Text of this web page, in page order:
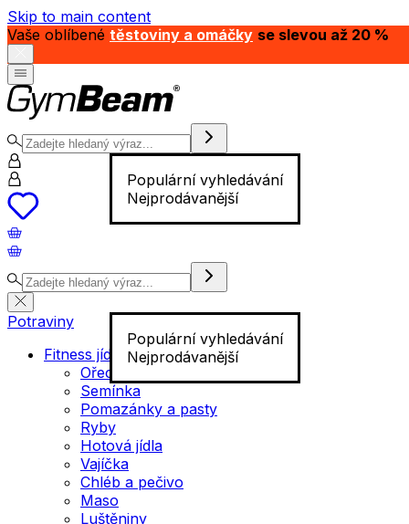
Skip to main content
Vaše oblíbené těstoviny a omáčky se slevou až 20 %
Populární vyhledávání
Nejprodávanější
Populární vyhledávání
Nejprodávanější
Potraviny
Fitness jídlo
Ořechy
Semínka
Pomazánky a pasty
Ryby
Hotová jídla
Vajíčka
Chléb a pečivo
Maso
Luštěniny